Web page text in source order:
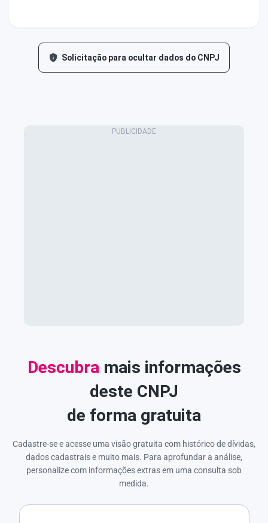
Solicitação para ocultar dados do CNPJ
Descubra mais informações
deste CNPJ
de forma gratuita
Cadastre-se e acesse uma visão gratuita com histórico de dívidas,
dados cadastrais e muito mais. Para aprofundar a análise,
personalize com informações extras em uma consulta sob
medida.